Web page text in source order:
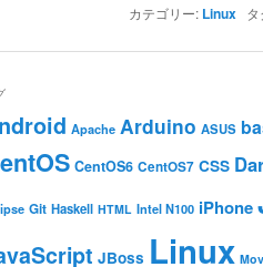
カテゴリー: Linuxタ
Apache Arduino ASUS
CentOS6 CentOS7 CSS
Git Haskell HTML Intel N100 iPhone
JBoss Linux